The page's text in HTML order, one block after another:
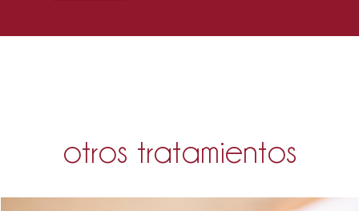
otros tratamientos